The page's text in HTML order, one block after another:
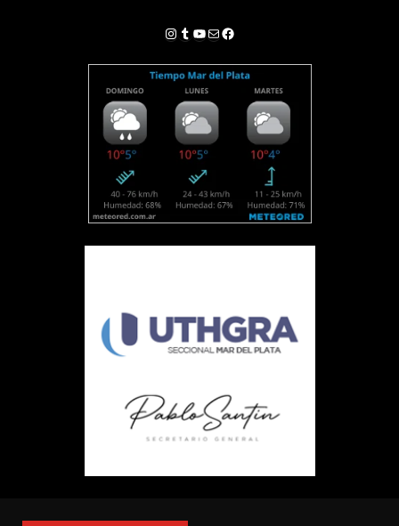
Instagram
Tumblr
YouTube
Correo electrónico
Facebook